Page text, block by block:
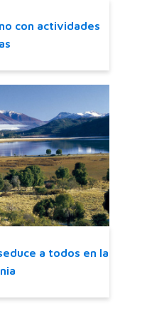
con actividades
a todos en la